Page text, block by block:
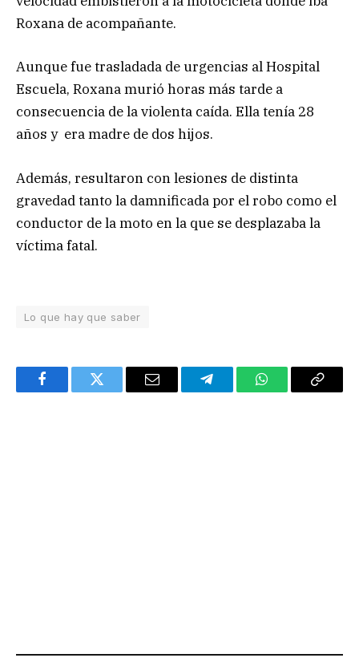
Roxana de acompañante.
Aunque fue trasladada de urgencias al Hospital
Escuela, Roxana murió horas más tarde a
consecuencia de la violenta caída. Ella tenía 28
años y era madre de dos hijos.
Además, resultaron con lesiones de distinta
gravedad tanto la damnificada por el robo como el
conductor de la moto en la que se desplazaba la
víctima fatal.
Lo que hay que saber
FacebookTwitter Email TelegramWhatsAppCopy